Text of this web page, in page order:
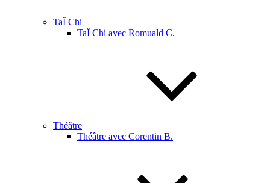
TaÏ Chi
TaÏ Chi avec Romuald C.
Théâtre
Théâtre avec Corentin B.